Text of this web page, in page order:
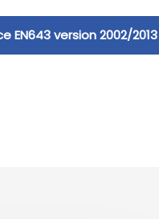
EN643 version 2002/2013